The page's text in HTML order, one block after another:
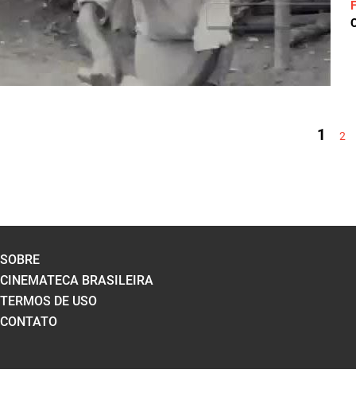
1 2
SOBRE
CINEMATECA BRASILEIRA
TERMOS DE USO
CONTATO